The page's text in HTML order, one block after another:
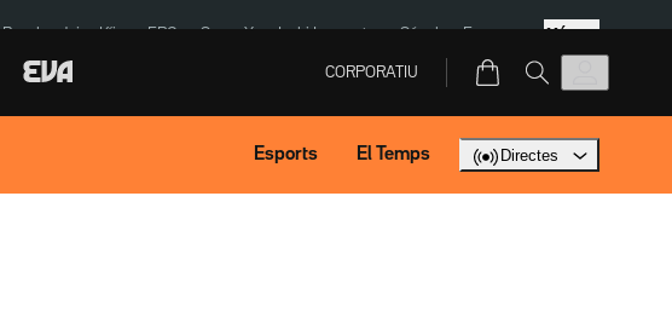
Bombardejos Kíiv ERC SpaceX Isaki Lacuesta Sánchez Europa Més
CORPORATIU
Esports El Temps Directes